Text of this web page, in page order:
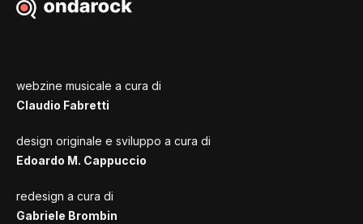
webzine musicale a cura di
Claudio Fabretti
design originale e sviluppo a cura di
Edoardo M. Cappuccio
redesign a cura di
Gabriele Brombin